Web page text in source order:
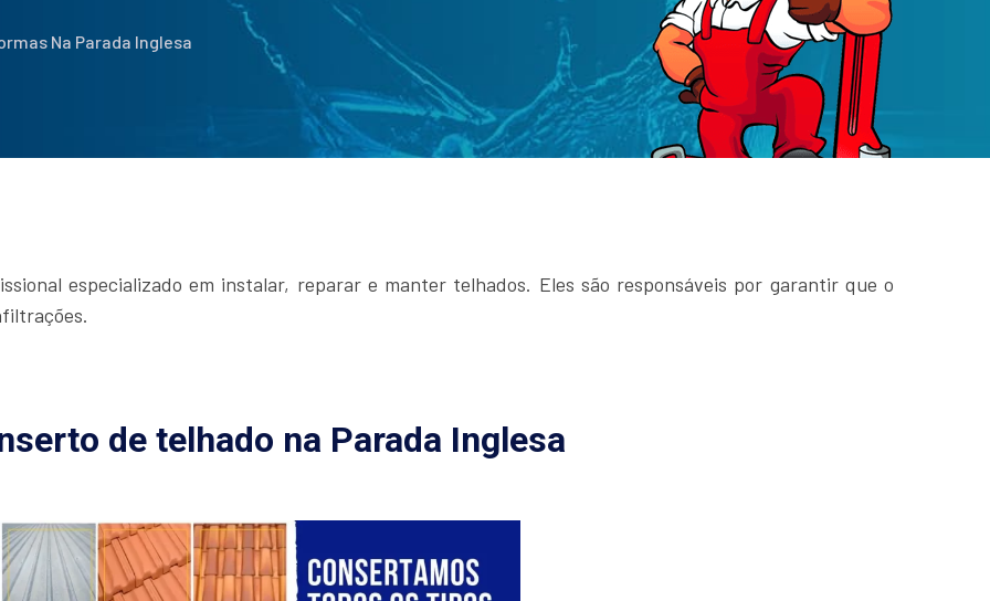
Na Parada Inglesa
especializado em instalar, reparar e manter telhados. Eles são responsáveis por garantir que o
de telhado na Parada Inglesa